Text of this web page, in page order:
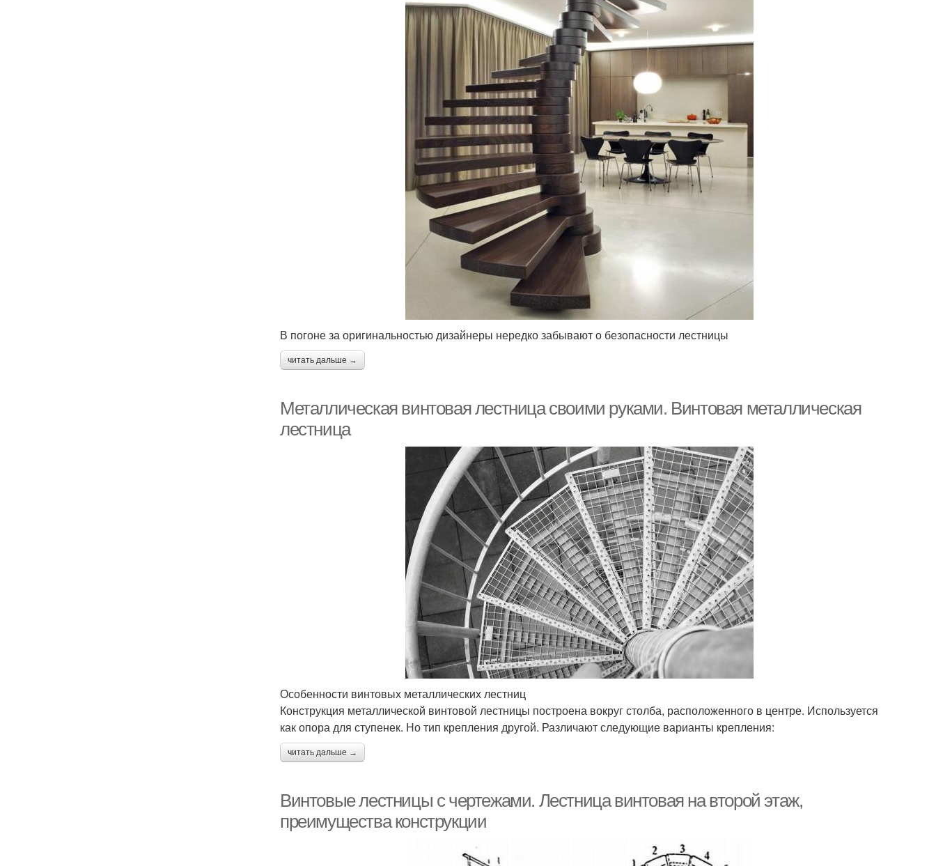
В погоне за оригинальностью дизайнеры нередко забывают о безопасности лестницы
читать дальше →
Металлическая винтовая лестница своими руками. Винтовая металлическая
лестница
Особенности винтовых металлических лестниц
Конструкция металлической винтовой лестницы построена вокруг столба, расположенного в центре. Используется
как опора для ступенек. Но тип крепления другой. Различают следующие варианты крепления:
читать дальше →
Винтовые лестницы с чертежами. Лестница винтовая на второй этаж,
преимущества конструкции